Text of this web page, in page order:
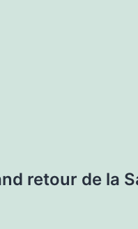
retour de la